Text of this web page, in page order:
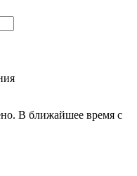
В ближайшее время с